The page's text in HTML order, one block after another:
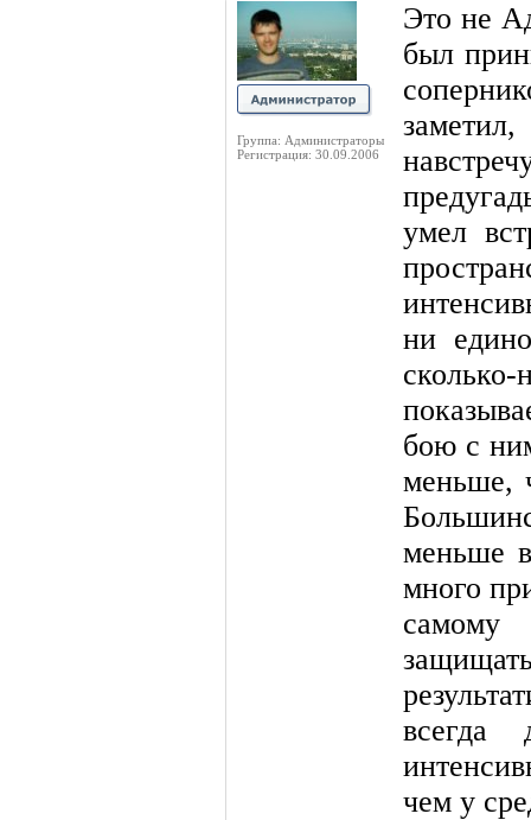
Группа: Администраторы
Регистрация: 30.09.2006
Это не
был
умел
ни
бою с
меньше,
меньше
много
самому
всегда
чем у